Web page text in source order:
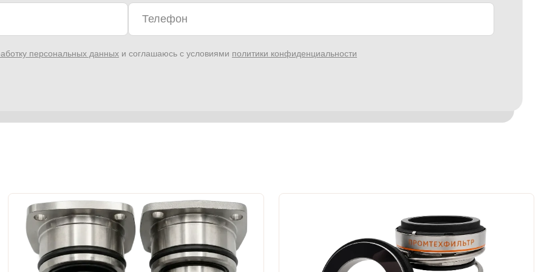
персональных данных и соглашаюсь с условиями политики конфиденциальности